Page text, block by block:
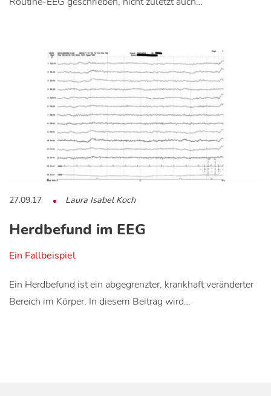
27.09.17 Laura Isabel Koch
Herdbefund im EEG
Ein Fallbeispiel
Ein Herdbefund ist ein abgegrenzter, krankhaft veränderter
Bereich im Körper. In diesem Beitrag wird…